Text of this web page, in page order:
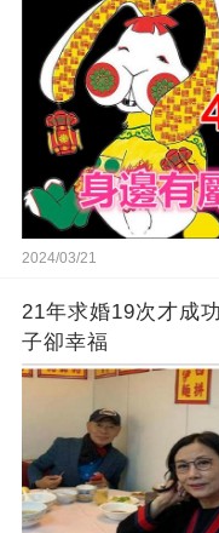
2024/03/21
21年求婚19次才成
子卻幸福